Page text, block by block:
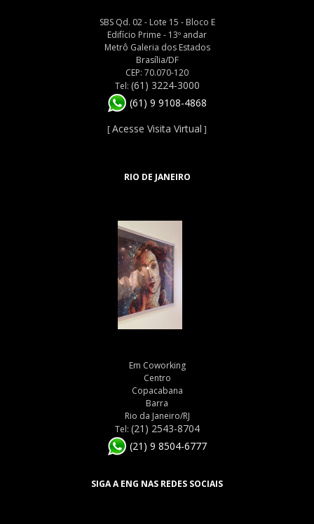
SBS Qd. 02 - Lote 15 - Bloco E
Edifício Prime - 13º andar
Metrô Galeria dos Estados
Brasília/DF
CEP: 70.070-120
Tel: (61) 3224-3000
(61) 9 9108-4868
[Acesse Visita Virtual ]
RIO DE JANEIRO
Em Coworking
Centro
Copacabana
Barra
Rio da Janeiro/RJ
Tel: (21) 2543-8704
(21) 9 8504-6777
SIGA A ENG NAS REDES SOCIAIS